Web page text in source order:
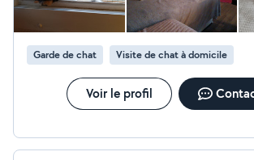
Garde de chat Visite de chat à domicile
Voir le profil